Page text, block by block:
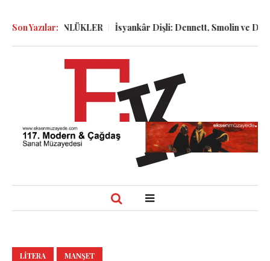
Son Yazılar:
ve GÜNLÜKLER İsyankâr Dişli: Dennett, Smolin ve
LITERA MANŞET